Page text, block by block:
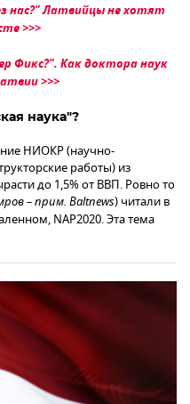
нас?" Латвийцы не хотят
>>>
Фикс?". Как доктора наук
>>>
наука"?
НИОКР (научно-
работы) из
до 1,5% от ВВП. Ровно то
– прим. Baltnews) читали в
NAP2020. Эта тема